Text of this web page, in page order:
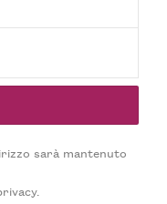
sarà mantenuto